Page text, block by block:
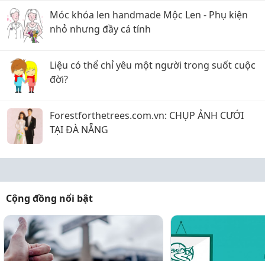
Móc khóa len handmade Mộc Len - Phụ kiện
nhỏ nhưng đầy cá tính
Liệu có thể chỉ yêu một người trong suốt cuộc
đời?
Forestforthetrees.com.vn: CHỤP ẢNH CƯỚI
TẠI ĐÀ NẴNG
Cộng đồng nổi bật